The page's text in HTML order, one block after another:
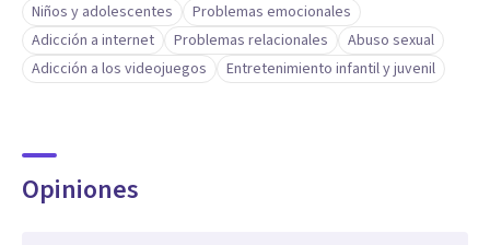
Niños y adolescentes
Problemas emocionales
Adicción a internet
Problemas relacionales
Abuso sexual
Adicción a los videojuegos
Entretenimiento infantil y juvenil
Opiniones